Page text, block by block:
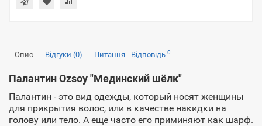
Опис Відгуки (0) Питання - Відповідь 0
Палантин Ozsoy "Мединский шёлк"
Палантин - это вид одежды, который носят женщины
для прикрытия волос, или в качестве накидки на
голову или тело. А еще часто его приминяют как шарф.